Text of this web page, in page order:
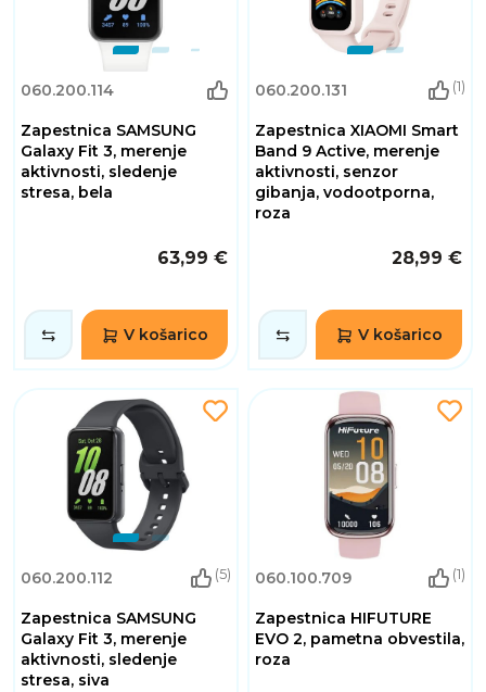
060.200.114
Zapestnica SAMSUNG
Galaxy Fit 3, merenje
aktivnosti, sledenje
stresa, bela
63,99 €
V košarico
060.200.131 (1)
Zapestnica XIAOMI Smart
Band 9 Active, merenje
aktivnosti, senzor
gibanja, vodootporna,
roza
28,99 €
V košarico
060.200.112 (5)
Zapestnica SAMSUNG
Galaxy Fit 3, merenje
aktivnosti, sledenje
stresa, siva
060.100.709 (1)
Zapestnica HIFUTURE
EVO 2, pametna obvestila,
roza